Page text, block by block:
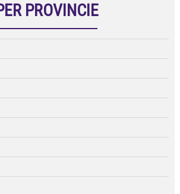
PROVINCIE